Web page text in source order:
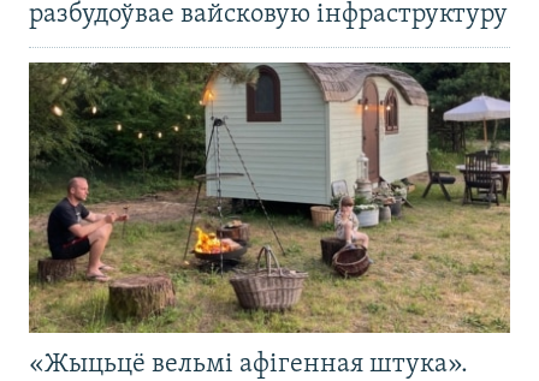
разбудоўвае вайсковую інфраструктуру
«Жыцьцё вельмі афігенная штука».